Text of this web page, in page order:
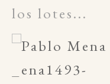
los lotes...